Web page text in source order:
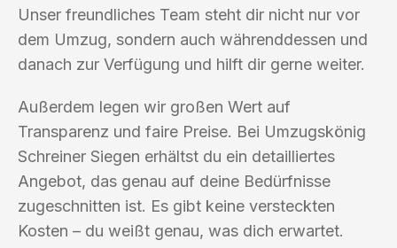
Unser freundliches Team steht dir nicht nur vor
dem Umzug, sondern auch währenddessen und
danach zur Verfügung und hilft dir gerne weiter.
Außerdem legen wir großen Wert auf
Transparenz und faire Preise. Bei Umzugskönig
Schreiner Siegen erhältst du ein detailliertes
Angebot, das genau auf deine Bedürfnisse
zugeschnitten ist. Es gibt keine versteckten
Kosten – du weißt genau, was dich erwartet.